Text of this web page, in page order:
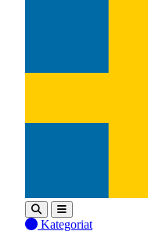
Kategoriat